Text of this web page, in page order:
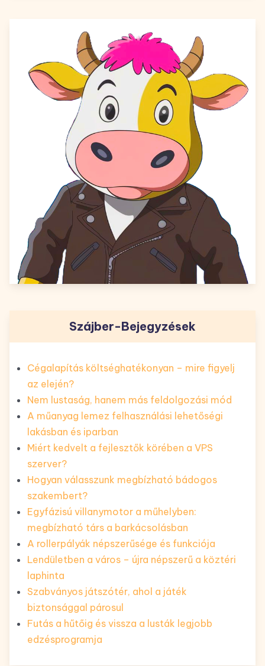
Szájber-Bejegyzések
Cégalapítás költséghatékonyan – mire figyelj
az elején?
Nem lustaság, hanem más feldolgozási mód
A műanyag lemez felhasználási lehetőségi
lakásban és iparban
Miért kedvelt a fejlesztők körében a VPS
szerver?
Hogyan válasszunk megbízható bádogos
szakembert?
Egyfázisú villanymotor a műhelyben:
megbízható társ a barkácsolásban
A rollerpályák népszerűsége és funkciója
Lendületben a város – újra népszerű a köztéri
laphinta
Szabványos játszótér, ahol a játék
biztonsággal párosul
Futás a hűtőig és vissza a lusták legjobb
edzésprogramja